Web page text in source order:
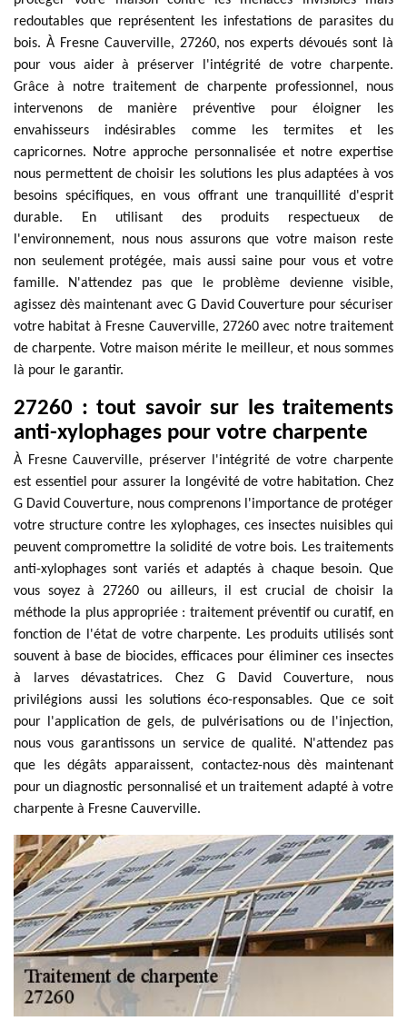
redoutables que représentent les infestations de parasites du
bois. À Fresne Cauverville, 27260, nos experts dévoués sont là
pour vous aider à préserver l'intégrité de votre charpente.
Grâce à notre traitement de charpente professionnel, nous
intervenons de manière préventive pour éloigner les
envahisseurs indésirables comme les termites et les
capricornes. Notre approche personnalisée et notre expertise
nous permettent de choisir les solutions les plus adaptées à vos
besoins spécifiques, en vous offrant une tranquillité d'esprit
durable. En utilisant des produits respectueux de
l'environnement, nous nous assurons que votre maison reste
non seulement protégée, mais aussi saine pour vous et votre
famille. N'attendez pas que le problème devienne visible,
agissez dès maintenant avec G David Couverture pour sécuriser
votre habitat à Fresne Cauverville, 27260 avec notre traitement
de charpente. Votre maison mérite le meilleur, et nous sommes
là pour le garantir.
27260 : tout savoir sur les traitements
anti-xylophages pour votre charpente
À Fresne Cauverville, préserver l'intégrité de votre charpente
est essentiel pour assurer la longévité de votre habitation. Chez
G David Couverture, nous comprenons l'importance de protéger
votre structure contre les xylophages, ces insectes nuisibles qui
peuvent compromettre la solidité de votre bois. Les traitements
anti-xylophages sont variés et adaptés à chaque besoin. Que
vous soyez à 27260 ou ailleurs, il est crucial de choisir la
méthode la plus appropriée : traitement préventif ou curatif, en
fonction de l'état de votre charpente. Les produits utilisés sont
souvent à base de biocides, efficaces pour éliminer ces insectes
à larves dévastatrices. Chez G David Couverture, nous
privilégions aussi les solutions éco-responsables. Que ce soit
pour l'application de gels, de pulvérisations ou de l'injection,
nous vous garantissons un service de qualité. N'attendez pas
que les dégâts apparaissent, contactez-nous dès maintenant
pour un diagnostic personnalisé et un traitement adapté à votre
charpente à Fresne Cauverville.